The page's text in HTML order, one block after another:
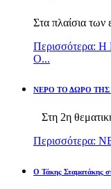
Στα πλαίσια των
Ο...
ΝΕΡΟ ΤΟ ΔΩΡΟ ΤΗΣ
Στη 2η
Περισσότερα:
Ο Τάκης Σταματάκης